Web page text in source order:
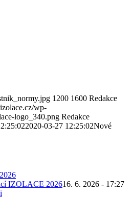
1200 1600 Redakce
wp-
logo_340.png Redakce
2020-03-27 12:25:02Nové
IZOLACE 202616. 6. 2026 - 17:27